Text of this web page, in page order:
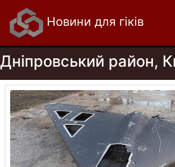
Новини для гіків
Дніпровський район,